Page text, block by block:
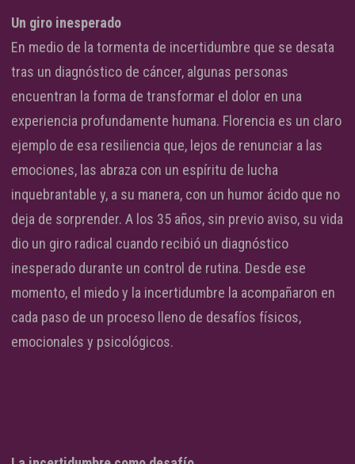
Un giro inesperado
En medio de la tormenta de incertidumbre que se desata
tras un diagnóstico de cáncer, algunas personas
encuentran la forma de transformar el dolor en una
experiencia profundamente humana. Florencia es un claro
ejemplo de esa resiliencia que, lejos de renunciar a las
emociones, las abraza con un espíritu de lucha
inquebrantable y, a su manera, con un humor ácido que no
deja de sorprender. A los 35 años, sin previo aviso, su vida
dio un giro radical cuando recibió un diagnóstico
inesperado durante un control de rutina. Desde ese
momento, el miedo y la incertidumbre la acompañaron en
cada paso de un proceso lleno de desafíos físicos,
emocionales y psicológicos.